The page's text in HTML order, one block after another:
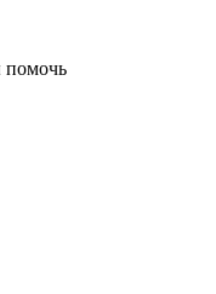
помочь